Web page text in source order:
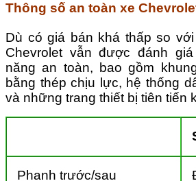
Thông số an toàn xe
Dù có giá bán khá thấp so
Chevrolet vẫn được đánh
năng an toàn, bao gồm
bằng thép chịu lực, hệ thống
và những trang thiết bị tiên tiến
Phanh trước/sau